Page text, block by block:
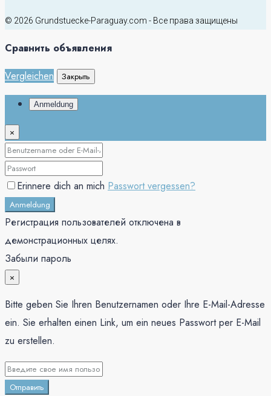
© 2026 Grundstuecke-Paraguay.com - Все права защищены
Сравнить объявления
Vergleichen
Закрыть
Anmeldung
×
Erinnere dich an mich Passwort vergessen?
Anmeldung
Регистрация пользователей отключена в
демонстрационных целях.
Забыли пароль
×
Bitte geben Sie Ihren Benutzernamen oder Ihre E-Mail-Adresse
ein. Sie erhalten einen Link, um ein neues Passwort per E-Mail
zu erstellen.
Отправить